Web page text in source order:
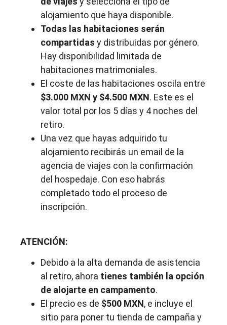
alojamiento que haya disponible.
Todas las habitaciones serán
compartidas y distribuidas por género.
Hay disponibilidad limitada de
habitaciones matrimoniales.
El coste de las habitaciones oscila entre
$3.000 MXN y $4.500 MXN. Este es el
valor total por los 5 días y 4 noches del
retiro.
Una vez que hayas adquirido tu
alojamiento recibirás un email de la
agencia de viajes con la confirmación
del hospedaje. Con eso habrás
completado todo el proceso de
inscripción.
ATENCIÓN:
Debido a la alta demanda de asistencia
al retiro, ahora tienes también la opción
de alojarte en campamento.
El precio es de $500 MXN, e incluye el
sitio para poner tu tienda de campaña y